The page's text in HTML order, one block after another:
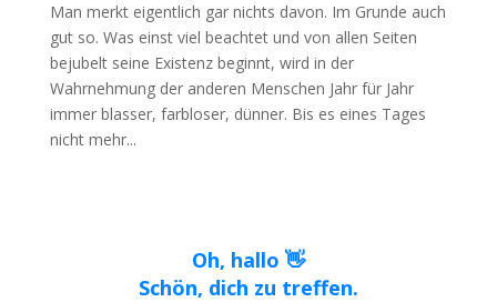
Man merkt eigentlich gar nichts davon. Im Grunde auch
gut so. Was einst viel beachtet und von allen Seiten
bejubelt seine Existenz beginnt, wird in der
Wahrnehmung der anderen Menschen Jahr für Jahr
immer blasser, farbloser, dünner. Bis es eines Tages
nicht mehr...
Oh, hallo 👋
Schön, dich zu treffen.